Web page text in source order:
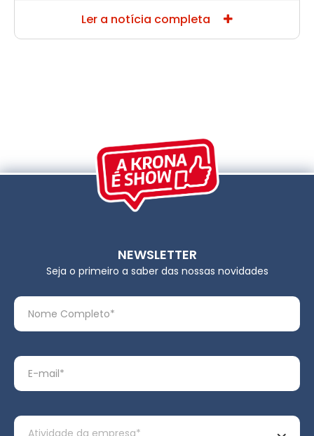
Ler a notícia completa
NEWSLETTER
Seja o primeiro a saber das nossas novidades